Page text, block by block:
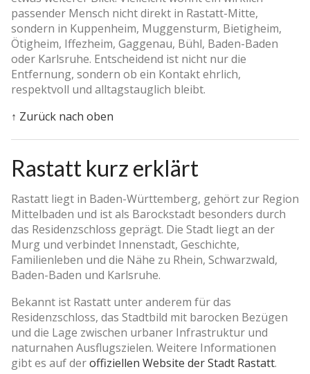
passender Mensch nicht direkt in Rastatt-Mitte,
sondern in Kuppenheim, Muggensturm, Bietigheim,
Ötigheim, Iffezheim, Gaggenau, Bühl, Baden-Baden
oder Karlsruhe. Entscheidend ist nicht nur die
Entfernung, sondern ob ein Kontakt ehrlich,
respektvoll und alltagstauglich bleibt.
↑ Zurück nach oben
Rastatt kurz erklärt
Rastatt liegt in Baden-Württemberg, gehört zur Region
Mittelbaden und ist als Barockstadt besonders durch
das Residenzschloss geprägt. Die Stadt liegt an der
Murg und verbindet Innenstadt, Geschichte,
Familienleben und die Nähe zu Rhein, Schwarzwald,
Baden-Baden und Karlsruhe.
Bekannt ist Rastatt unter anderem für das
Residenzschloss, das Stadtbild mit barocken Bezügen
und die Lage zwischen urbaner Infrastruktur und
naturnahen Ausflugszielen. Weitere Informationen
gibt es auf deroffiziellen Website der Stadt Rastatt.